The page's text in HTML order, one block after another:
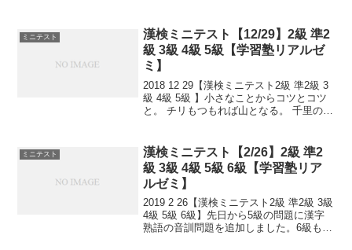
して制定しました。19...
ミニテスト
漢検ミニテスト【12/29】2級 準2
級 3級 4級 5級【学習塾リアルゼ
ミ】
2018 12 29【漢検ミニテスト2級 準2級 3
級 4級 5級 】小さなことからコツとコツ
と。 チリもつもれば山となる。 千里の道
は皆さんだいたいできますが、 ...
ミニテスト
漢検ミニテスト【2/26】2級 準2
級 3級 4級 5級 6級【学習塾リア
ルゼミ】
2019 2 26【漢検ミニテスト2級 準2級 3級
4級 5級 6級】先日から5級の問題に漢字
熟語の音訓問題を追加しました。6級も追